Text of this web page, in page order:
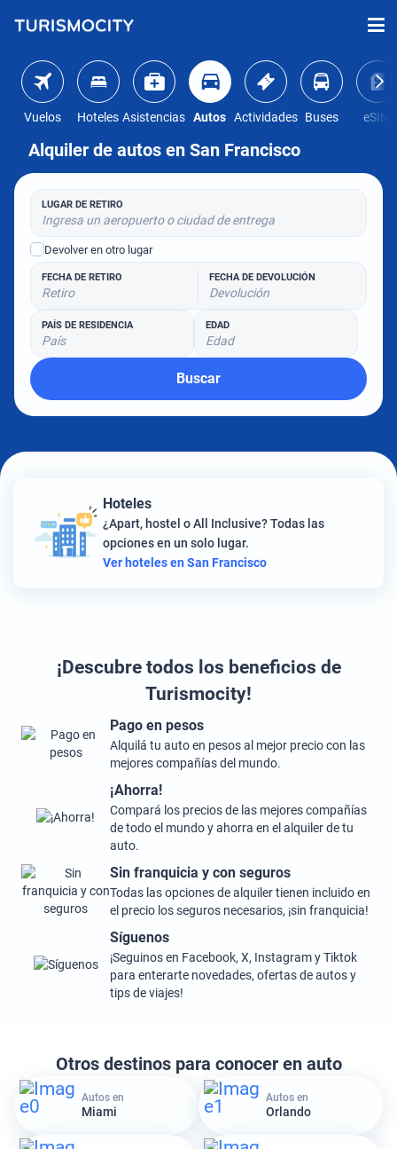
Vuelos Hoteles Asistencias Autos Actividades Buses eSIM
Alquiler de autos en San Francisco
LUGAR DE RETIRO
Ingresa un aeropuerto o ciudad de entrega
Devolver en otro lugar
FECHA DE RETIRO
Retiro
FECHA DE DEVOLUCIÓN
Devolución
PAÍS DE RESIDENCIA
País
EDAD
Edad
Buscar
Hoteles
¿Apart, hostel o All Inclusive? Todas las
opciones en un solo lugar.
Ver hoteles en San Francisco
¡Descubre todos los beneficios de
Turismocity!
Pago en pesos
Alquilá tu auto en pesos al mejor precio con las
mejores compañías del mundo.
¡Ahorra!
Compará los precios de las mejores compañías
de todo el mundo y ahorra en el alquiler de tu
auto.
Sin franquicia y con seguros
Todas las opciones de alquiler tienen incluido en
el precio los seguros necesarios, ¡sin franquicia!
Síguenos
¡Seguinos en Facebook, X, Instagram y Tiktok
para enterarte novedades, ofertas de autos y
tips de viajes!
Otros destinos para conocer en auto
Autos en
Miami
Autos en
Orlando